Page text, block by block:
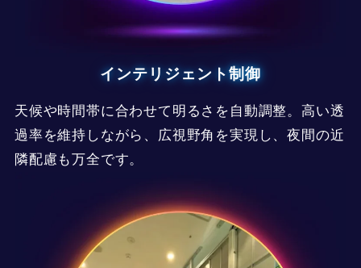
インテリジェント制御
天候や時間帯に合わせて明るさを自動調整。高い透
過率を維持しながら、広視野角を実現し、夜間の近
隣配慮も万全です。